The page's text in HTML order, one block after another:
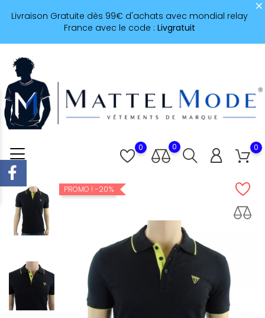
Livraison Gratuite dès 99€ d'achats avec mondial relay
France avec le code : Livgratuit
0
0
0
PROMO ! -20%